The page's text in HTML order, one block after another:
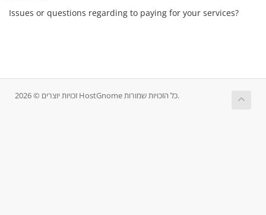
Issues or questions regarding to paying for your services?
זכויות יוצרים © 2026 HostGnome כל הזכויות שמורות.